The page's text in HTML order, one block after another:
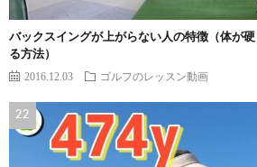
バックスイングが上がらない人の特徴（体が
る方法）
2016.12.03 ゴルフのレッスン動画